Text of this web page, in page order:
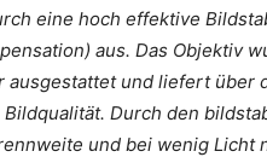
eine hoch effektive
aus. Das Objektiv
ausgestattet und liefert über
Durch den
und bei wenig Licht